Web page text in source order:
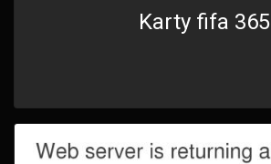
Karty fifa 365